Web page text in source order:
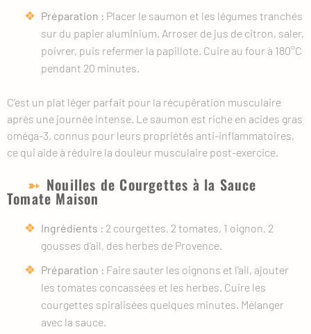
Préparation : Placer le saumon et les légumes tranchés
sur du papier aluminium. Arroser de jus de citron, saler,
poivrer, puis refermer la papillote. Cuire au four à 180°C
pendant 20 minutes.
C’est un plat léger parfait pour la récupération musculaire
après une journée intense. Le saumon est riche en acides gras
oméga-3, connus pour leurs propriétés anti-inflammatoires,
ce qui aide à réduire la douleur musculaire post-exercice.
Nouilles de Courgettes à la Sauce
Tomate Maison
Ingrédients : 2 courgettes, 2 tomates, 1 oignon, 2
gousses d’ail, des herbes de Provence.
Préparation : Faire sauter les oignons et l’ail, ajouter
les tomates concassées et les herbes. Cuire les
courgettes spiralisées quelques minutes. Mélanger
avec la sauce.